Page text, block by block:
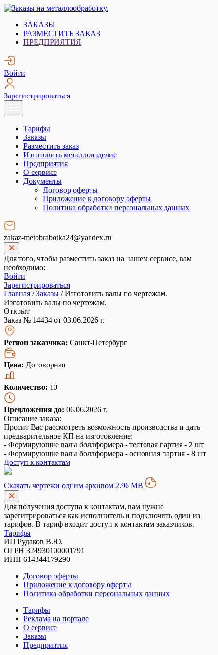
Skip
content
Заказы на металлообработку.
Металлообработка. Открытые заказы на металлообработку.
ЗАКАЗЫ
РАЗМЕСТИТЬ ЗАКАЗ
ПРЕДПРИЯТИЯ
Войти
Зарегистрироваться
Тарифы
Заказы
Разместить заказ
Изготовить металлоизделие
Предприятия
О сервисе
Документы
Договор оферты
Приложение к договору оферты
Политика обработки персональных данных
zakaz-metobrabotka24@yandex.ru
Для того, чтобы разместить заказ на нашем сервисе, вам
необходимо:
Войти
Зарегистрироваться
Главная /Заказы /Изготовить валы по чертежам.
Изготовить валы по чертежам.
Открыт
Заказ № 14434 от 03.06.2026 г.
Регион заказчика: Санкт-Петербург
Цена: Договорная
Количество: 10
Предложения до: 06.06.2026 г.
Описание заказа:
Просит Вас рассмотреть возможность производства и дать
предварительное КП на изготовление:
- Формирующие валы боллформера - тестовая партия - 2 шт
- Формирующие валы боллформера - основная партия - 8 шт
Доступ к контактам
Скачать чертежи одним архивом 2.96 MB
Для получения доступа к контактам, вам нужно
зарегитрироваться как исполнитель и подключить один из
тарифов. В тариф входит доступ к контактам заказчиков.
Тарифы
ИП Рудаков В.Ю.
ОГРН 324930100001791
ИНН 614344179290
Договор оферты
Приложение к договору оферты
Политика обработки персональных данных
Тарифы
Реклама на портале
О сервисе
Заказы
Предприятия